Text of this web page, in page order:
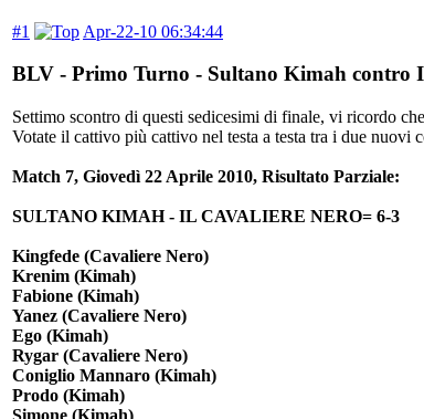
#1 Apr-22-10 06:34:44
BLV - Primo Turno - Sultano Kimah contro
Settimo scontro di questi sedicesimi di finale, vi ricordo
Votate il cattivo più cattivo nel testa a testa tra i due nuovi
Match 7, Giovedì 22 Aprile 2010, Risultato Parziale:
SULTANO KIMAH - IL CAVALIERE NERO= 6-3
Kingfede (Cavaliere Nero)
Krenim (Kimah)
Fabione (Kimah)
Yanez (Cavaliere Nero)
Ego (Kimah)
Rygar (Cavaliere Nero)
Coniglio Mannaro (Kimah)
Prodo (Kimah)